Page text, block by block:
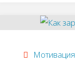
Мотивация